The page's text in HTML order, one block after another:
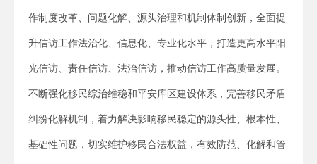
作制度改革、问题化解、源头治理和机制体制创新，全面提
升信访工作法治化、信息化、专业化水平，打造更高水平阳
光信访、责任信访、法治信访，推动信访工作高质量发展。
不断强化移民综治维稳和平安库区建设体系，完善移民矛盾
纠纷化解机制，着力解决影响移民稳定的源头性、根本性、
基础性问题，切实维护移民合法权益，有效防范、化解和管